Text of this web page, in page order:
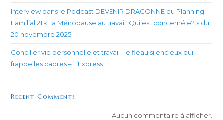
Interview dans le Podcast DEVENIR DRAGONNE du Planning
Familial 21 « La Ménopause au travail: Qui est concerné.e? » du
20 novembre 2025
Concilier vie personnelle et travail : le fléau silencieux qui
frappe les cadres – L’Express
Recent Comments
Aucun commentaire à afficher.